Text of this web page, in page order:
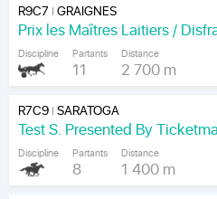
R9C7 |GRAIGNES
Prix les Maîtres Laitiers /
Discipline Partants
11
Distance
2 700 m
R7C9|SARATOGA
Test S. Presented By
Discipline Partants
8
Distance
1 400 m